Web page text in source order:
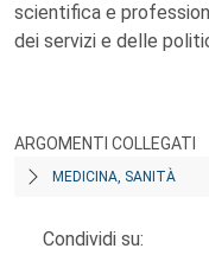
scientifica e
dei servizi e delle
ARGOMENTI COLLEGATI
MEDICINA, SANITÀ
Condividi su: